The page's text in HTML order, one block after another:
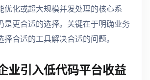
优化或超大规模并发处理的核心系
是更合适的选择。关键在于明确业务
择合适的工具解决合适的问题。
业引入低代码平台收益